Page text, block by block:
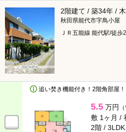
2階建て / 築34年 /
秋田県能代市字鳥小屋
ＪＲ五能線 能代駅/徒歩
追い焚き機能付き！2階角部屋！
5.5 万円
敷 1ヶ月 /
2階 /
多賀城市 （1,206）
東松島市（298）
富谷市（104）
宮城郡松島町（35）
宮城郡七ヶ浜町
1DK
2K
2LDK